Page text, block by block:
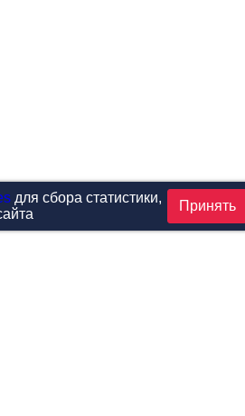
для сбора статистики,
Принять